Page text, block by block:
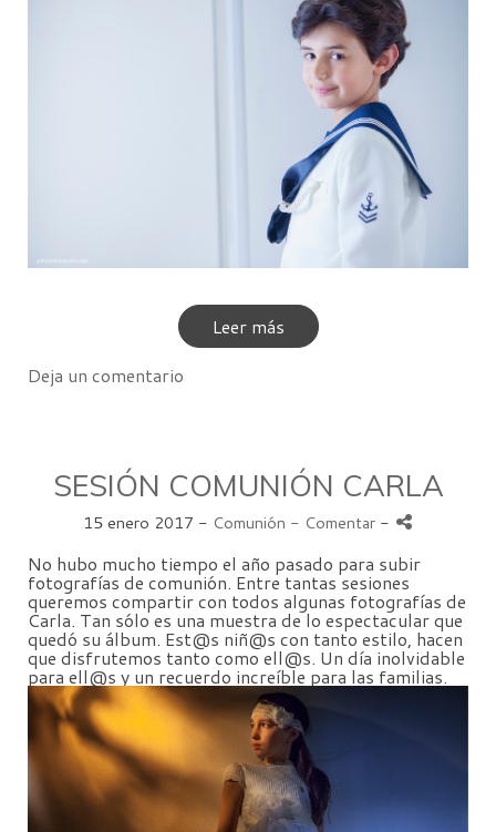
Leer más
Deja un comentario
SESIÓN COMUNIÓN CARLA
15 enero 2017 - Comunión - Comentar -
No hubo mucho tiempo el año pasado para subir
fotografías de comunión. Entre tantas sesiones
queremos compartir con todos algunas fotografías de
Carla. Tan sólo es una muestra de lo espectacular que
quedó su álbum. Est@s niñ@s con tanto estilo, hacen
que disfrutemos tanto como ell@s. Un día inolvidable
para ell@s y un recuerdo increíble para las familias.